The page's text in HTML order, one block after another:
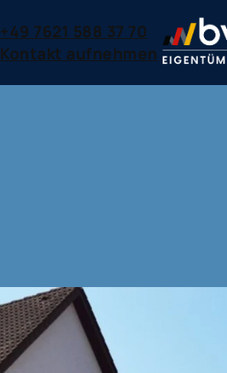
+49 7621 588 37 70
Kontakt aufnehmen